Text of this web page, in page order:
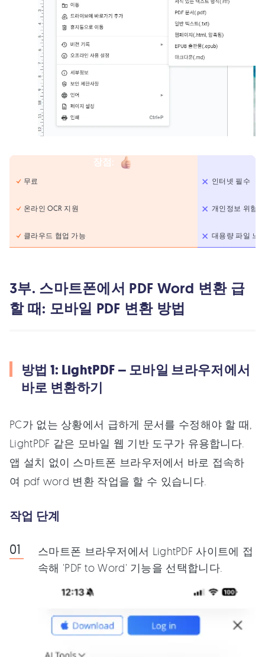
장점:
무료
온라인 OCR 지원
클라우드 협업 가능
인터넷 필수
개인정보 위험
대용량 파일 느
3부. 스마트폰에서 PDF Word 변환 급
할 때: 모바일 PDF 변환 방법
방법 1: LightPDF – 모바일 브라우저에서
바로 변환하기
PC가 없는 상황에서 급하게 문서를 수정해야 할 때,
LightPDF 같은 모바일 웹 기반 도구가 유용합니다.
앱 설치 없이 스마트폰 브라우저에서 바로 접속하
여 pdf word 변환 작업을 할 수 있습니다.
작업 단계
스마트폰 브라우저에서 LightPDF 사이트에 접
속해 'PDF to Word' 기능을 선택합니다.